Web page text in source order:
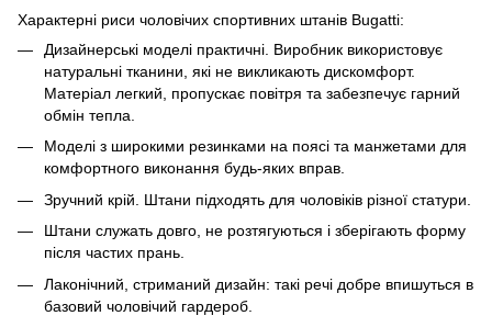
Характерні риси чоловічих спортивних штанів Bugatti:
Дизайнерські моделі практичні. Виробник використовує
натуральні тканини, які не викликають дискомфорт.
Матеріал легкий, пропускає повітря та забезпечує гарний
обмін тепла.
Моделі з широкими резинками на поясі та манжетами для
комфортного виконання будь-яких вправ.
Зручний крій. Штани підходять для чоловіків різної статури.
Штани служать довго, не розтягуються і зберігають форму
після частих прань.
Лаконічний, стриманий дизайн: такі речі добре впишуться в
базовий чоловічий гардероб.